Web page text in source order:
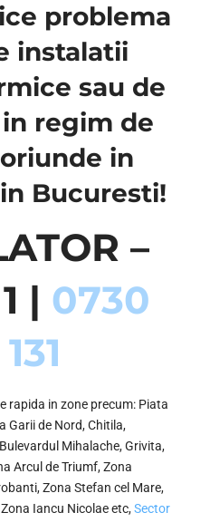
problema
instalatii
sau de
regim de
in
Bucuresti!
–
| 0730
131
rapida in zone precum: Piata
Garii de Nord, Chitila,
Mihalache, Grivita,
Arcul de Triumf, Zona
Zona Stefan cel Mare,
Iancu Nicolae etc,Sector